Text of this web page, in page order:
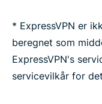
* ExpressVPN er
beregnet som
ExpressVPN's
servicevilkår for